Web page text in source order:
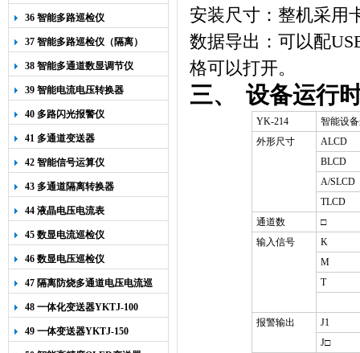
36 智能多路巡检仪
37 智能多路巡检仪（隔离）
38 智能多通道数显调节仪
39 智能电流电压转换器
40 多路闪光报警仪
41 多通道变送器
42 智能信号运算仪
43 多通道隔离转换器
44 液晶电压电流表
45 数显电流巡检仪
46 数显电压巡检仪
47 隔离防烧多通道电压电流巡
检仪
48 一体化变送器YKTJ-100
49 一体变送器YKTJ-150
安装尺寸：整机采用
数据导出：可以配
格可以打开。
三、 设备运行
YK-214
智能设
外形尺寸
ALCD
BLCD
A/SLCD
TLCD
通道数
□
输入信号
K
M
T
报警输出
J1
J□